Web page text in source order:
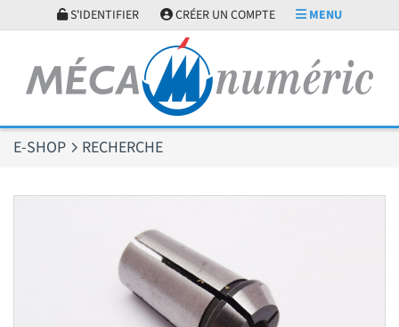
S'IDENTIFIER CRÉER UN COMPTE MENU
E-SHOP RECHERCHE
Panneau de gestion des cookies